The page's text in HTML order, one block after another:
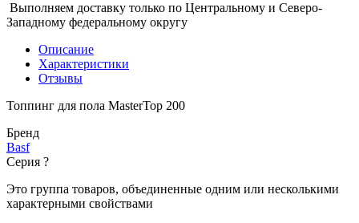
Выполняем доставку только по Центральному и Северо-
Западному федеральному округу
Описание
Характеристики
Отзывы
Топпинг для пола MasterTop 200
Бренд
Basf
Серия ?
Это группа товаров, объединенные одним или несколькими
характерными свойствами